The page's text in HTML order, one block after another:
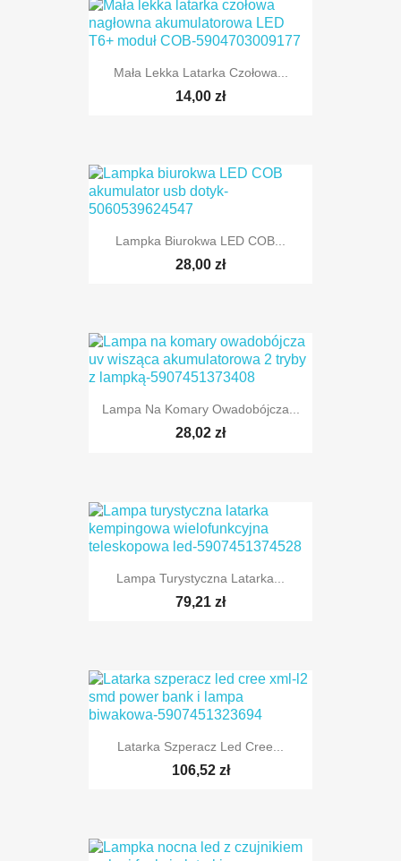
Mała Lekka Latarka Czołowa...
14,00 zł
Lampka Biurokwa LED COB...
28,00 zł
Lampa Na Komary Owadobójcza...
28,02 zł
Lampa Turystyczna Latarka...
79,21 zł
Latarka Szperacz Led Cree...
106,52 zł